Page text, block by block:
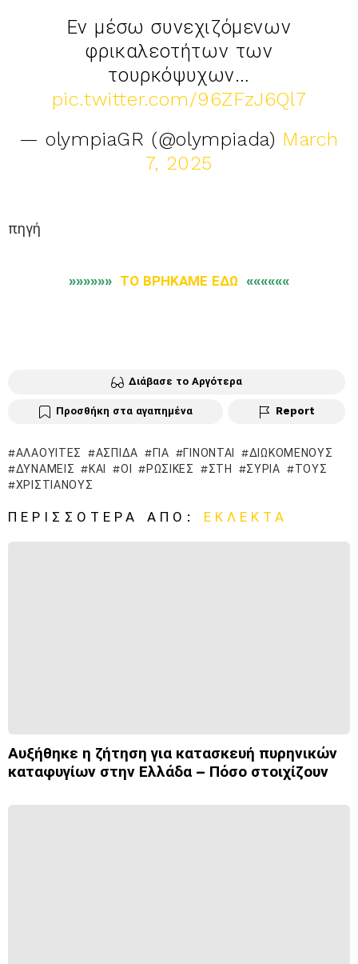
Εν μέσω συνεχιζόμενων
φρικαλεοτήτων των
τουρκόψυχων…
pic.twitter.com/96ZFzJ6Ql7
— olympiaGR (@olympiada) March
7, 2025
πηγή
»»»»»» ΤΟ ΒΡΗΚΑΜΕ ΕΔΩ ««««««
Διάβασε το Αργότερα
Προσθήκη στα αγαπημένα Report
ΑΛΑΟΥΊΤΕΣ ΑΣΠΊΔΑ ΓΙΑ ΓΊΝΟΝΤΑΙ
ΔΙΩΚΌΜΕΝΟΥΣ
ΔΥΝΆΜΕΙΣ
ΚΑΙ ΟΙ ΡΩΣΙΚΈΣ ΣΤΗ ΣΥΡΊΑ
ΤΟΥΣ
ΧΡΙΣΤΙΑΝΟΎΣ
ΠΕΡΙΣΣΌΤΕΡΑ ΑΠΌ: ΕΚΛΕΚΤΆ
Αυξήθηκε η ζήτηση για κατασκευή πυρηνικών
καταφυγίων στην Ελλάδα – Πόσο στοιχίζουν